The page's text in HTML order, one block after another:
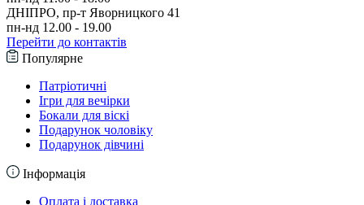
ДНІПРО, пр-т Яворницкого 41
пн-нд 12.00 - 19.00
Перейти до контактів
Популярне
Патріотичні
Ігри для вечірки
Бокали для віскі
Подарунок чоловіку
Подарунок дівчині
Інформація
Оплата і доставка